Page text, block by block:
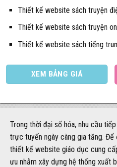
Thiết kế website sách truyện
Thiết kế website sách truyện
Thiết kế website sách tiếng
XEM BẢNG GIÁ
Trong thời đại số hóa, nhu cầu
trực tuyến ngày càng gia tăng. Để
thiết kế website giáo dục cung
ưu nhằm xây dựng hệ thống xuất